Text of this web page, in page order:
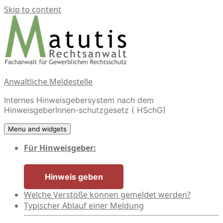
Skip to content
Anwaltliche Meldestelle
Internes Hinweisgebersystem nach dem
HinweisgeberInnen-schutzgesetz ( HSchG)
Menu and widgets
Für Hinweisgeber:
Hinweis geben
Welche Verstöße können gemeldet werden?
Typischer Ablauf einer Meldung